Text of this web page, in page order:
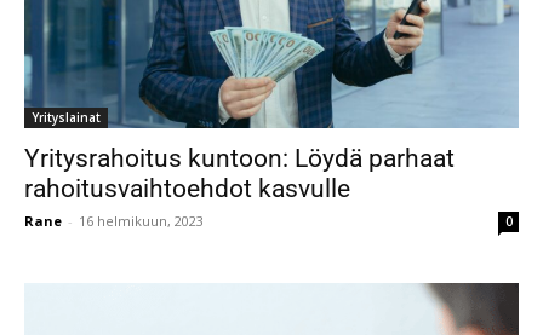
Yrityslainat
Yritysrahoitus kuntoon: Löydä parhaat
rahoitusvaihtoehdot kasvulle
Rane - 16 helmikuun, 2023 0